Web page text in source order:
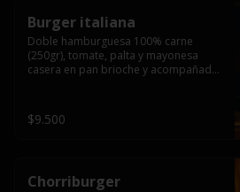
Burger italiana
Doble hamburguesa 100% carne
(250gr), tomate, palta y mayonesa
casera en pan brioche y acompañado
$9.500
Chorriburger